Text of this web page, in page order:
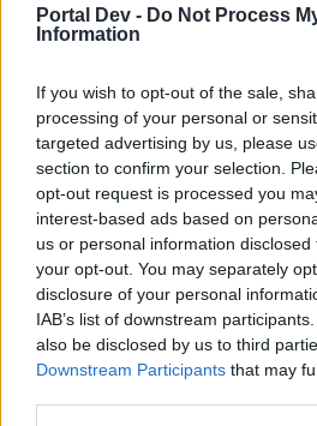
Portal Dev - Do Not Process
Information
If you wish to opt-out of the sale,
processing of your personal or
targeted advertising by us, please
section to confirm your selection.
opt-out request is processed you
interest-based ads based on
us or personal information
your opt-out. You may separately
disclosure of your personal
IAB’s list of downstream
also be disclosed by us to third
Downstream Participants that may
unserem Forum! „Zum Spiel“
_Orchidee49_
Boardveteran, weiblich
Beiträge: 890 Zustimmungen:
.Waschbär.
Foren-Graf
Beiträge:
1.029 Zustimmungen:
Mrs.Been
Admiral des Forums
Beiträge: 2.024 Zustimmungen:
Omnivore
Admiral des Forums